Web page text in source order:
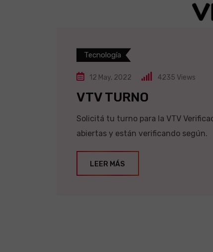
Tecnología
12 May, 2022 4235 Views
VTV TURNO
Solicitá tu turno para la VTV
abiertas y están verificando según.
LEER MÁS